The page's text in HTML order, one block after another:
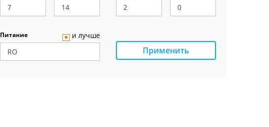
Питание и лучше
Применить